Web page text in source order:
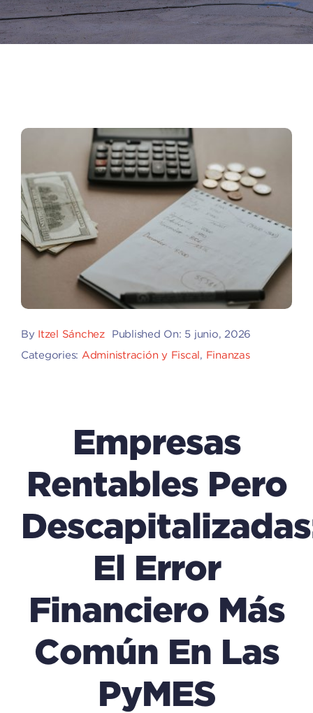
By Itzel Sánchez
Published On: 5 junio, 2026
Categories: Administración y Fiscal Finanzas
Empresas
Rentables Pero
El Error
Financiero Más
Común En Las
PyMES